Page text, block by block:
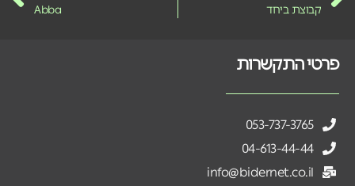
קבוצת ביחד Abba
פרטי התקשרות
053-737-3765
04-613-44-44
info@bidernet.co.il